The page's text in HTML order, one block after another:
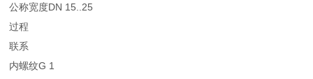
公称宽度DN 15..25
过程
联系
内螺纹G 1